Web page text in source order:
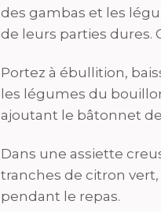
des gambas et les
de leurs parties dures.
Portez à ébullition,
les légumes du
ajoutant le bâtonnet
Dans une assiette
tranches de citron
pendant le repas.